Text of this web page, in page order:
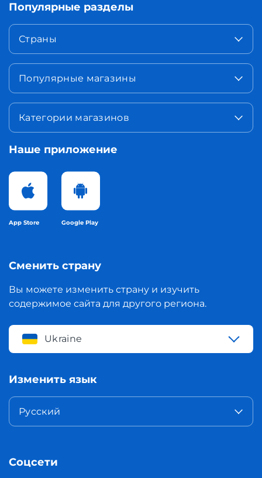
Популярные разделы
Страны
Популярные магазины
Категории магазинов
Наше приложение
App Store Google Play
Сменить страну
Вы можете изменить страну и изучить
содержимое сайта для другого региона.
Ukraine
Изменить язык
Русский
Соцсети